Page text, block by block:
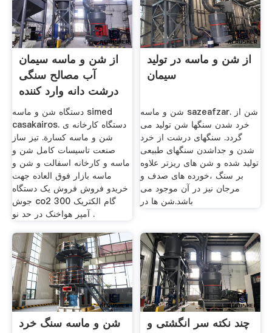
از شن و ماسه سیمان
آب مصالح سنگی
درشت دانه وارد کننده
کمربند
دستگاه شن و ماسه simed
casakairos. دستگاه کارخانه ی
شن و ماسه كسارة. تیز ساز
صنعت تاسیسات کامل شن و
ماسه و کارخانه اسفالت و شن و
ماسه بازار فوق العاده جهت
خریدو فروش فروش یک دستگاه
جوش co2 گام الکتریک 300
آمپر هواخنک در حد نو .
از شن و ماسه در تولید
سیمان
شن و ماسه sazeafzar. شن از
خرد شدن سنگها شن تولید می
گردد. سنگهای درشت از خرد
شدن و جداشدن سنگهای طبیعی
تولید شده و شن های ریزتر علاوه
بر سنگ ،خورده های صدف و
مرجان نیز در آن موجود می
باشد.شن ها در
شن و ماسه سنگ خرد
چند نکته سر انگشتی و